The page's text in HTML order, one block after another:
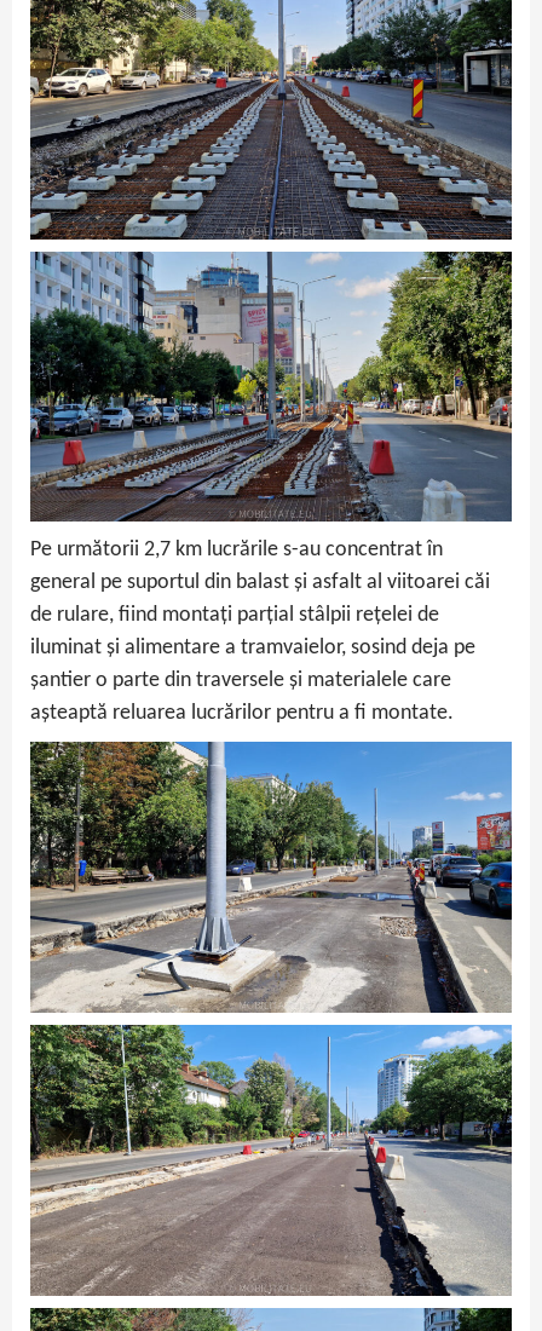
Pe următorii 2,7 km lucrările s-au concentrat în
general pe suportul din balast și asfalt al viitoarei căi
de rulare, fiind montați parțial stâlpii rețelei de
iluminat și alimentare a tramvaielor, sosind deja pe
șantier o parte din traversele și materialele care
așteaptă reluarea lucrărilor pentru a fi montate.